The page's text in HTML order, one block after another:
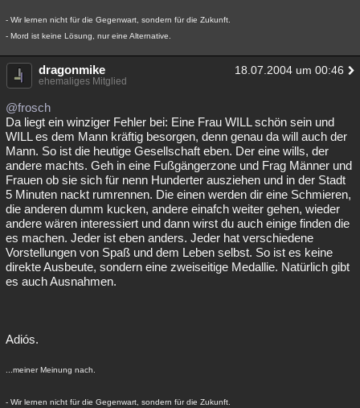
- Wir lernen nicht für die Gegenwart, sondern für die Zukunft.
- Mord ist keine Lösung, nur eine Alternative.
dragonmike 18.07.2004 um 00:46
ehemaliges Mitglied
@frosch
Da liegt ein winziger Fehler bei: Eine Frau WILL schön sein und
WILL es dem Mann kräftig besorgen, denn genau da will auch der
Mann. So ist die heutige Gesellschaft eben. Der eine wills, der
andere machts. Geh in eine Fußgängerzone und Frag Männer und
Frauen ob sie sich für nenn Hunderter ausziehen und in der Stadt
5 Minuten nackt rumrennen. Die einen werden dir eine Schmieren,
die anderen dumm kucken, andere einafch weiter gehen, wieder
andere wären interessiert und dann wirst du auch einige finden die
es machen. Jeder ist eben anders. Jeder hat verschiedene
Vorstellungen von Spaß und dem Leben selbst. So ist es keine
direkte Ausbeute, sondern eine zweiseitige Medallie. Natürlich gibt
es auch Ausnahmen.
Adiós.
...meiner Meinung nach.
- Wir lernen nicht für die Gegenwart, sondern für die Zukunft.